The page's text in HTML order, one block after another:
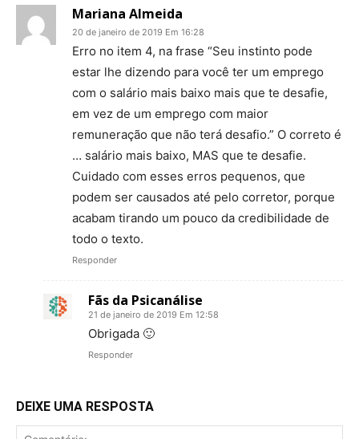
Mariana Almeida
20 de janeiro de 2019 Em 16:28
Erro no item 4, na frase “Seu instinto pode
estar lhe dizendo para você ter um emprego
com o salário mais baixo mais que te desafie,
em vez de um emprego com maior
remuneração que não terá desafio.” O correto é
… salário mais baixo, MAS que te desafie.
Cuidado com esses erros pequenos, que
podem ser causados até pelo corretor, porque
acabam tirando um pouco da credibilidade de
todo o texto.
Responder
Fãs da Psicanálise
21 de janeiro de 2019 Em 12:58
Obrigada 🙂
Responder
DEIXE UMA RESPOSTA